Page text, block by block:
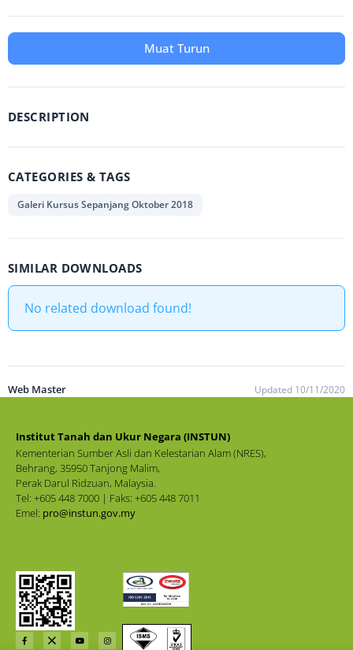
Muat Turun
DESCRIPTION
CATEGORIES & TAGS
Galeri Kursus Sepanjang Oktober 2018
SIMILAR DOWNLOADS
No related download found!
Web Master Updated 10/11/2020
Institut Tanah dan Ukur Negara (INSTUN)
Kementerian Sumber Asli dan Kelestarian Alam (NRES),
Behrang, 35950 Tanjong Malim,
Perak Darul Ridzuan, Malaysia.
Tel: +605 448 7000 | Faks: +605 448 7011
Emel: pro@instun.gov.my